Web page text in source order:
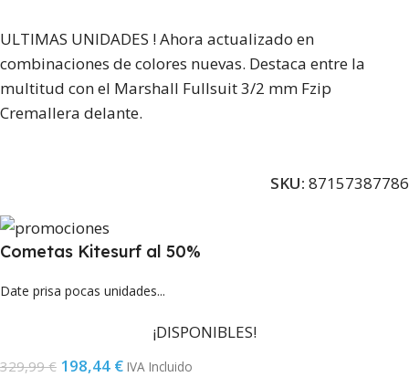
ULTIMAS UNIDADES ! Ahora actualizado en
combinaciones de colores nuevas. Destaca entre la
multitud con el Marshall Fullsuit 3/2 mm Fzip
Cremallera delante.
SKU: 87157387786
Cometas Kitesurf al 50%
Date prisa pocas unidades...
¡DISPONIBLES!
329,99€ 198,44 € IVA Incluido